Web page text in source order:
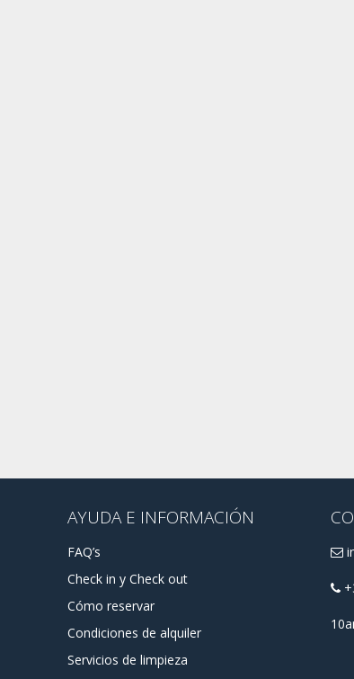
AYUDA E INFORMACIÓN
FAQ’s
Check in y Check out
Cómo reservar
Condiciones de alquiler
Servicios de limpieza